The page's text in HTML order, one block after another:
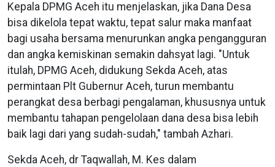
Kepala DPMG Aceh itu menjelaskan, jika Dana Desa
bisa dikelola tepat waktu, tepat salur maka manfaat
bagi usaha bersama menurunkan angka pengangguran
dan angka kemiskinan semakin dahsyat lagi. "Untuk
itulah, DPMG Aceh, didukung Sekda Aceh, atas
permintaan Plt Gubernur Aceh, turun membantu
perangkat desa berbagi pengalaman, khususnya untuk
membantu tahapan pengelolaan dana desa bisa lebih
baik lagi dari yang sudah-sudah," tambah Azhari.
Sekda Aceh, dr Taqwallah, M. Kes dalam